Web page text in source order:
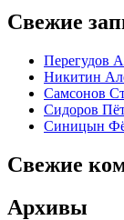
Свежие
Перегудов
Никитин
Самсонов
Сидоров
Синицын
Свежие
Архивы